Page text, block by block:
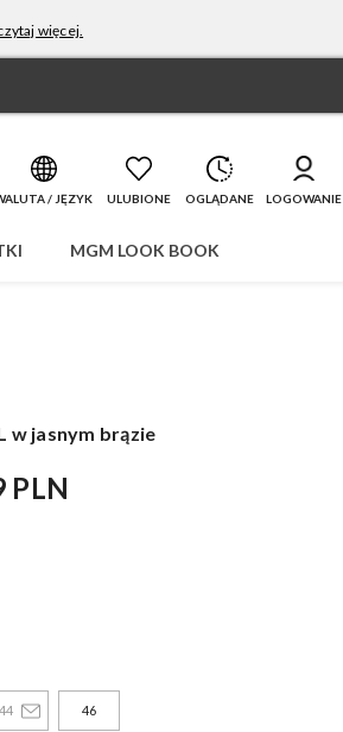
więcej.
/ JĘZYK ULUBIONE OGLĄDANE LOGOWANIE
MGM LOOK BOOK
w jasnym brązie
PLN
44 46